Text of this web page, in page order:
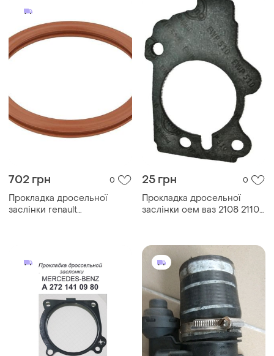
702 грн 0
Прокладка дросельної
заслінки renault
25 грн 0
Прокладка дросельної
заслінки оем ваз 2108 2110